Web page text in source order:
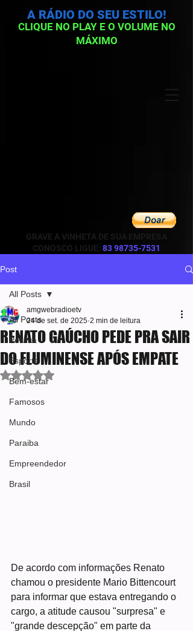
GRAVE A VINHETA DE SUA EMPRESA
CONOSCO LIGUE: 83 98735-7531
CLIQUE NO PLAY E O VOLUME NO
MÁXIMO
A RÁDIO DO SEU ESTILO!
Post
All Posts
Política
Esporte
Bem-estar
Famosos
Mundo
Paraiba
Empreendedor
Brasil
All Posts
RENATO GAÚCHO PEDE PRA SAIR
DO FLUMINENSE APÓS EMPATE
amgwebradioetv
24 de set. de 2025 2 min de leitura
Avaliado com NaN de 5 estrelas.
De acordo com informações Renato
chamou o presidente Mario Bittencourt
para informar que estava entregando o
cargo, a atitude causou "surpresa" e
"grande descepção" em parte da